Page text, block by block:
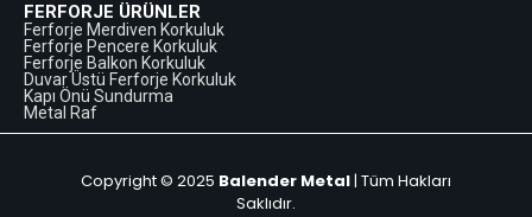
FERFORJE ÜRÜNLER
Ferforje Merdiven Korkuluk
Ferforje Pencere Korkuluk
Ferforje Balkon Korkuluk
Duvar Üstü Ferforje Korkuluk
Kapı Önü Sundurma
Metal Raf
Copyright © 2025 Balender Metal | Tüm Hakları
Saklıdır.